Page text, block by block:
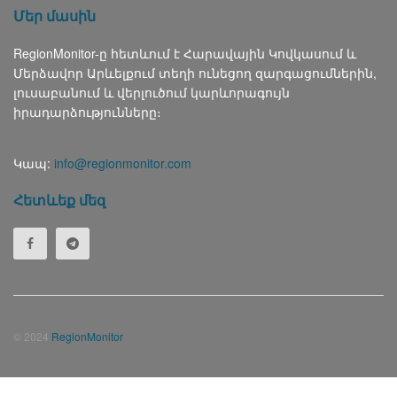
Մեր մասին
RegionMonitor-ը հետևում է Հարավային Կովկասում և
Մերձավոր Արևելքում տեղի ունեցող զարգացումներին,
լուսաբանում և վերլուծում կարևորագույն
իրադարձությունները։
Կապ: info@regionmonitor.com
Հետևեք մեզ
© 2024 RegionMonitor